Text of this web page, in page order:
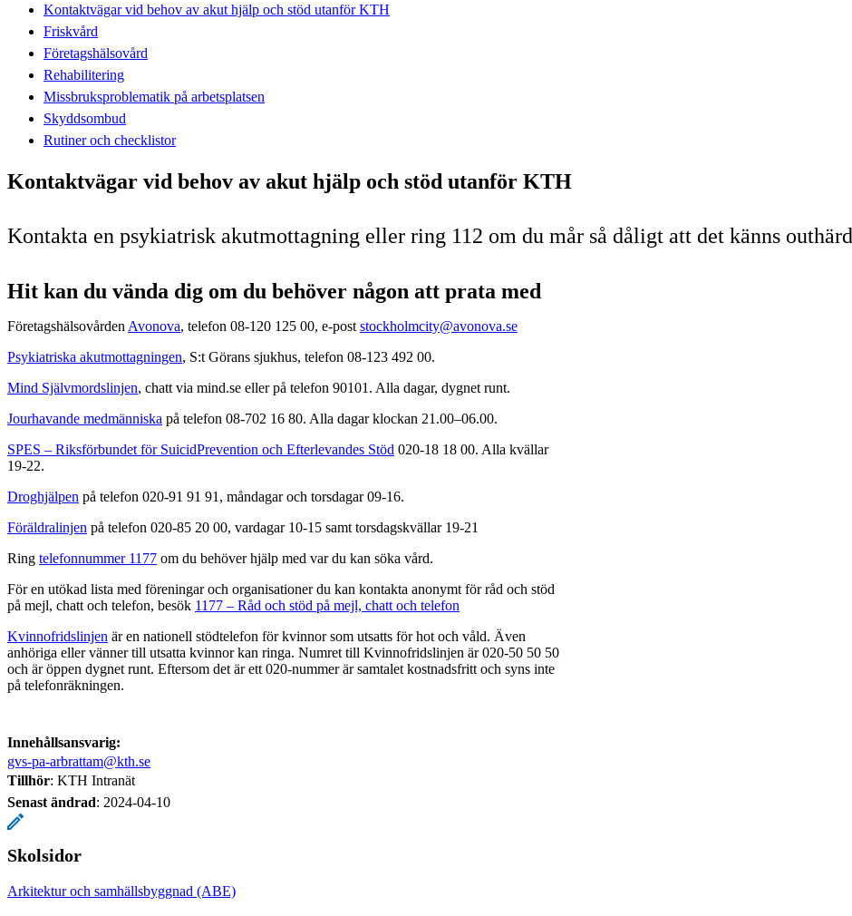
Kontaktvägar vid behov av akut hjälp och stöd utanför KTH
Friskvård
Företagshälsovård
Rehabilitering
Missbruksproblematik på arbetsplatsen
Skyddsombud
Rutiner och checklistor
Kontaktvägar vid behov av akut hjälp och stöd utanför KTH
Kontakta en psykiatrisk akutmottagning eller ring 112 om du mår så dåligt att det känns
Hit kan du vända dig om du behöver någon att prata med
Företagshälsovården Avonova, telefon 08-120 125 00, e-post stockholmcity@avonova.se
Psykiatriska akutmottagningen, S:t Görans sjukhus, telefon 08-123 492 00.
Mind Självmordslinjen, chatt via mind.se eller på telefon 90101. Alla dagar, dygnet runt.
Jourhavande medmänniska på telefon 08-702 16 80. Alla dagar klockan 21.00–06.00.
SPES – Riksförbundet för SuicidPrevention och Efterlevandes Stöd 020-18 18 00. Alla kvällar
19-22.
Droghjälpen på telefon 020-91 91 91, måndagar och torsdagar 09-16.
Föräldralinjen på telefon 020-85 20 00, vardagar 10-15 samt torsdagskvällar 19-21
Ring telefonnummer 1177 om du behöver hjälp med var du kan söka vård.
För en utökad lista med föreningar och organisationer du kan kontakta anonymt för råd och stöd
på mejl, chatt och telefon, besök 1177 – Råd och stöd på mejl, chatt och telefon
Kvinnofridslinjen är en nationell stödtelefon för kvinnor som utsatts för hot och våld. Även
anhöriga eller vänner till utsatta kvinnor kan ringa. Numret till Kvinnofridslinjen är 020-50 50 50
och är öppen dygnet runt. Eftersom det är ett 020-nummer är samtalet kostnadsfritt och syns inte
på telefonräkningen.
Innehållsansvarig:
gvs-pa-arbrattam@kth.se
Tillhör: KTH Intranät
Senast ändrad: 2024-04-10
Skolsidor
Arkitektur och samhällsbyggnad (ABE)